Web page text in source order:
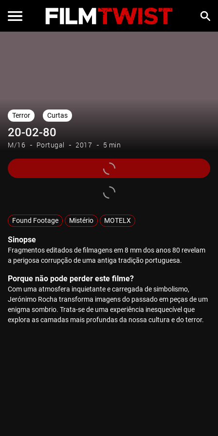
Terror Curtas
20-02-80
M/16 Portugal 2017 5 min
Found Footage Mistério MOTELX
Sinopse
Fragmentos editados de filmagens em 8 mm dos anos 80 revelam
a perigosa corrupção de uma antiga tradição portuguesa.
Porque não pode perder este filme?
Com uma atmosfera inquietante e carregada de simbolismo,
Jerónimo Rocha transforma imagens do passado em peças de um
enigma sombrio. Trata-se de uma experiência inesquecível que
explora as camadas mais profundas da nossa cultura e do terror.